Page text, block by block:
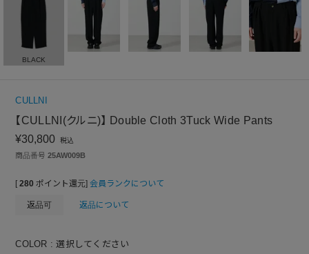
BLACK
CULLNI
【CULLNI(クルニ)】 Double Cloth 3Tuck Wide Pants
¥30,800 税込
商品番号 25AW009B
[ 280 ポイント還元] 会員ランクについて
返品可 返品について
COLOR 選択してください